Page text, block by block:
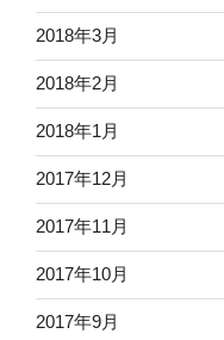
2018年3月
2018年2月
2018年1月
2017年12月
2017年11月
2017年10月
2017年9月